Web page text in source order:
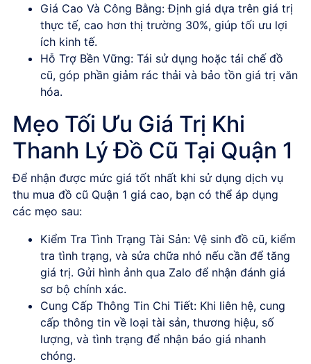
Giá Cao Và Công Bằng: Định giá dựa trên giá trị
thực tế, cao hơn thị trường 30%, giúp tối ưu lợi
ích kinh tế.
Hỗ Trợ Bền Vững: Tái sử dụng hoặc tái chế đồ
cũ, góp phần giảm rác thải và bảo tồn giá trị văn
hóa.
Mẹo Tối Ưu Giá Trị Khi
Thanh Lý Đồ Cũ Tại Quận 1
Để nhận được mức giá tốt nhất khi sử dụng dịch vụ
thu mua đồ cũ Quận 1 giá cao, bạn có thể áp dụng
các mẹo sau:
Kiểm Tra Tình Trạng Tài Sản: Vệ sinh đồ cũ, kiểm
tra tình trạng, và sửa chữa nhỏ nếu cần để tăng
giá trị. Gửi hình ảnh qua Zalo để nhận đánh giá
sơ bộ chính xác.
Cung Cấp Thông Tin Chi Tiết: Khi liên hệ, cung
cấp thông tin về loại tài sản, thương hiệu, số
lượng, và tình trạng để nhận báo giá nhanh
chóng.